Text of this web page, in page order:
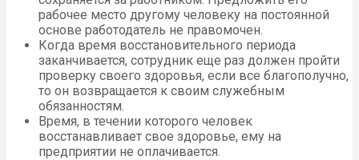
рабочее место другому человеку на постоянной
основе работодатель не правомочен.
Когда время восстановительного периода
заканчивается, сотрудник еще раз должен пройти
проверку своего здоровья, если все благополучно,
то он возвращается к своим служебным
обязанностям.
Время, в течении которого человек
восстанавливает свое здоровье, ему на
предприятии не оплачивается.